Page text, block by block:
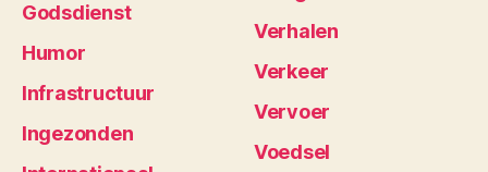
Godsdienst
Humor
Infrastructuur
Ingezonden
Verhalen
Verkeer
Vervoer
Voedsel